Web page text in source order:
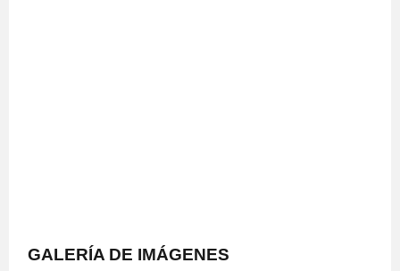
GALERÍA DE IMÁGENES